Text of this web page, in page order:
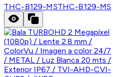
THC-B129-MSTHC-B129-MS